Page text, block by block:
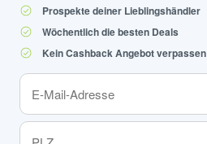
Prospekte deiner Lieblingshändler
Wöchentlich die besten Deals
Kein Cashback Angebot verpassen